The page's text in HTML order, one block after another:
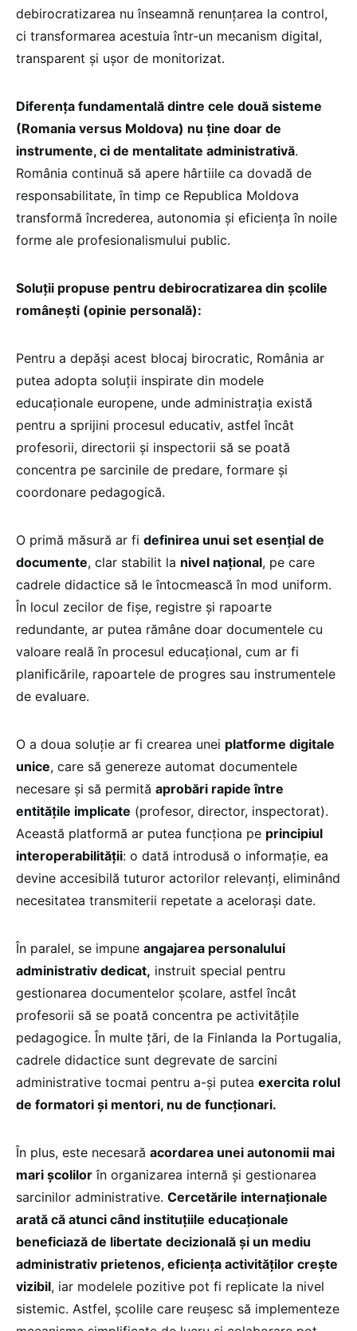
debirocratizarea nu înseamnă renunțarea la control,
ci transformarea acestuia într-un mecanism digital,
transparent și ușor de monitorizat.
Diferența fundamentală dintre cele două sisteme
(Romania versus Moldova) nu ține doar de
instrumente, ci de mentalitate administrativă.
România continuă să apere hârtiile ca dovadă de
responsabilitate, în timp ce Republica Moldova
transformă încrederea, autonomia și eficiența în noile
forme ale profesionalismului public.
Soluții propuse pentru debirocratizarea din școlile
românești (opinie personală):
Pentru a depăși acest blocaj birocratic, România ar
putea adopta soluții inspirate din modele
educaționale europene, unde administrația există
pentru a sprijini procesul educativ, astfel încât
profesorii, directorii și inspectorii să se poată
concentra pe sarcinile de predare, formare și
coordonare pedagogică.
O primă măsură ar fi definirea unui set esențial de
documente, clar stabilit la nivel național, pe care
cadrele didactice să le întocmească în mod uniform.
În locul zecilor de fișe, registre și rapoarte
redundante, ar putea rămâne doar documentele cu
valoare reală în procesul educațional, cum ar fi
planificările, rapoartele de progres sau instrumentele
de evaluare.
O a doua soluție ar fi crearea unei platforme digitale
unice, care să genereze automat documentele
necesare și să permită aprobări rapide între
entitățile implicate (profesor, director, inspectorat).
Această platformă ar putea funcționa pe principiul
interoperabilității: o dată introdusă o informație, ea
devine accesibilă tuturor actorilor relevanți, eliminând
necesitatea transmiterii repetate a acelorași date.
În paralel, se impune angajarea personalului
administrativ dedicat, instruit special pentru
gestionarea documentelor școlare, astfel încât
profesorii să se poată concentra pe activitățile
pedagogice. În multe țări, de la Finlanda la Portugalia,
cadrele didactice sunt degrevate de sarcini
administrative tocmai pentru a-și putea exercita rolul
de formatori și mentori, nu de funcționari.
În plus, este necesară acordarea unei autonomii mai
mari școlilor în organizarea internă și gestionarea
sarcinilor administrative. Cercetările internaționale
arată că atunci când instituțiile educaționale
beneficiază de libertate decizională și un mediu
administrativ prietenos, eficiența activităților crește
vizibil, iar modelele pozitive pot fi replicate la nivel
sistemic. Astfel, școlile care reușesc să implementeze